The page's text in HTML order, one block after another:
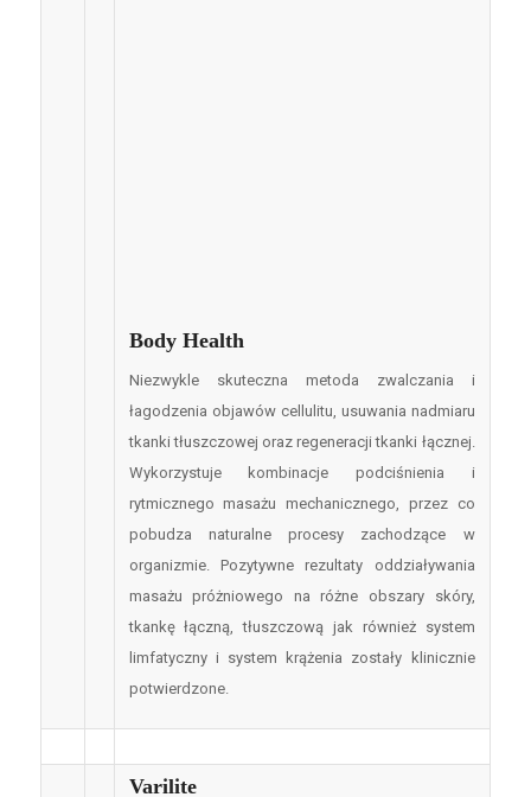
Body Health
Niezwykle skuteczna metoda zwalczania i
łagodzenia objawów cellulitu, usuwania nadmiaru
tkanki tłuszczowej oraz regeneracji tkanki łącznej.
Wykorzystuje kombinacje podciśnienia i
rytmicznego masażu mechanicznego, przez co
pobudza naturalne procesy zachodzące w
organizmie. Pozytywne rezultaty oddziaływania
masażu próżniowego na różne obszary skóry,
tkankę łączną, tłuszczową jak również system
limfatyczny i system krążenia zostały klinicznie
potwierdzone.
Varilite